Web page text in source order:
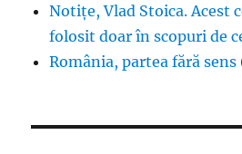
Notițe, Vlad Stoica. Acest
folosit doar în scopuri de
România, partea fără sens